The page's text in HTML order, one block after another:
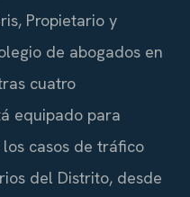
Propietario y
de abogados en
cuatro
equipado para
casos de tráfico
del Distrito, desde